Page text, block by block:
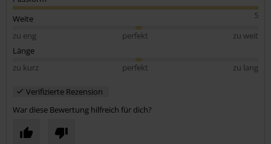
5
Weite
zu eng
perfekt
zu weit
Länge
zu kurz
perfekt zu lang
Verifizierte Rezension
War diese Bewertung hilfreich für dich?